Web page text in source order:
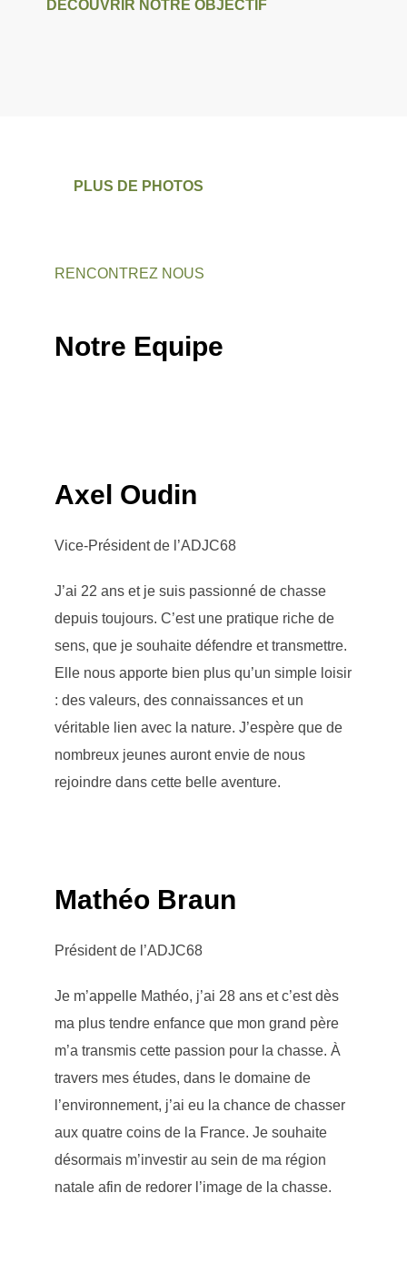
DECOUVRIR NOTRE OBJECTIF
PLUS DE PHOTOS
RENCONTREZ NOUS
Notre Equipe
Axel Oudin
Vice-Président de l’ADJC68
J’ai 22 ans et je suis passionné de chasse
depuis toujours. C’est une pratique riche de
sens, que je souhaite défendre et transmettre.
Elle nous apporte bien plus qu’un simple loisir
: des valeurs, des connaissances et un
véritable lien avec la nature. J’espère que de
nombreux jeunes auront envie de nous
rejoindre dans cette belle aventure.
Mathéo Braun
Président de l’ADJC68
Je m’appelle Mathéo, j’ai 28 ans et c’est dès
ma plus tendre enfance que mon grand père
m’a transmis cette passion pour la chasse. À
travers mes études, dans le domaine de
l’environnement, j’ai eu la chance de chasser
aux quatre coins de la France. Je souhaite
désormais m’investir au sein de ma région
natale afin de redorer l’image de la chasse.